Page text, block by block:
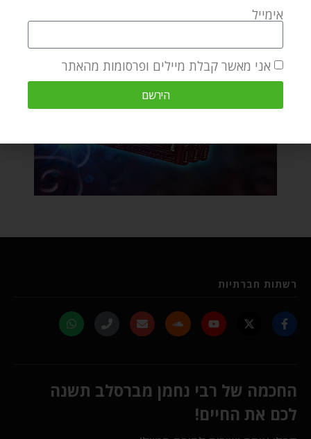
רשתות חברתיות
החכמה של רבי נחמן מברסלב תשנה
לכם את החיים!
אימייל
אני מאשר קבלת מיילים ופרסומות מהאתר
הירשם